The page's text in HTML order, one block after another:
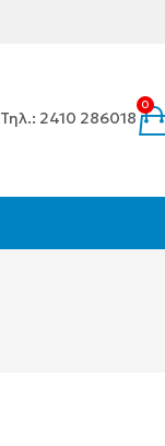
Τηλ.: 2410 286018
0